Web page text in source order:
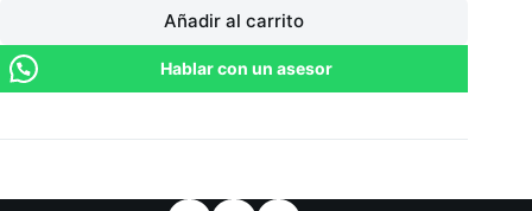
Añadir al carrito
Hablar con un asesor